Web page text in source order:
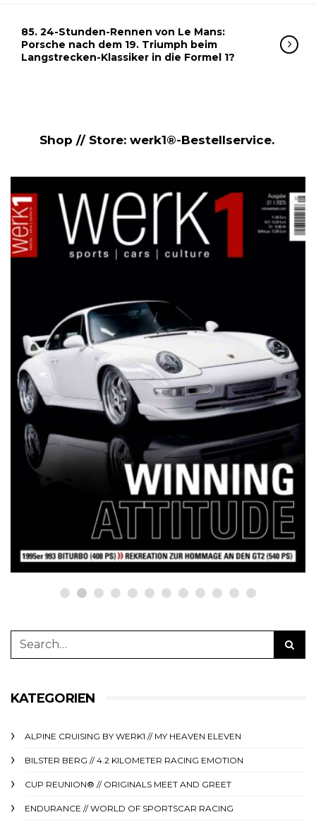
85. 24-Stunden-Rennen von Le Mans:
Porsche nach dem 19. Triumph beim
Langstrecken-Klassiker in die Formel 1?
Shop // Store: werk1®-Bestellservice.
NETZWERKEINS GO! // ONLINE-STORE BY WERK1
12 Jahre werk1® sports | cars |
culture: Bestellen Sie jetzt die
neue Sommerausgabe 01 | 2025
(erscheint am 1. Juli 2025) online
auf netzwerkeins | GO!
23. Juni 2025
KATEGORIEN
ALPINE CRUISING BY WERK1 // MY HEAVEN ELEVEN
BILSTER BERG // 4.2 KILOMETER RACING EMOTION
CUP REUNION® // ORIGINALS MEET AND GREET
ENDURANCE // WORLD OF SPORTSCAR RACING